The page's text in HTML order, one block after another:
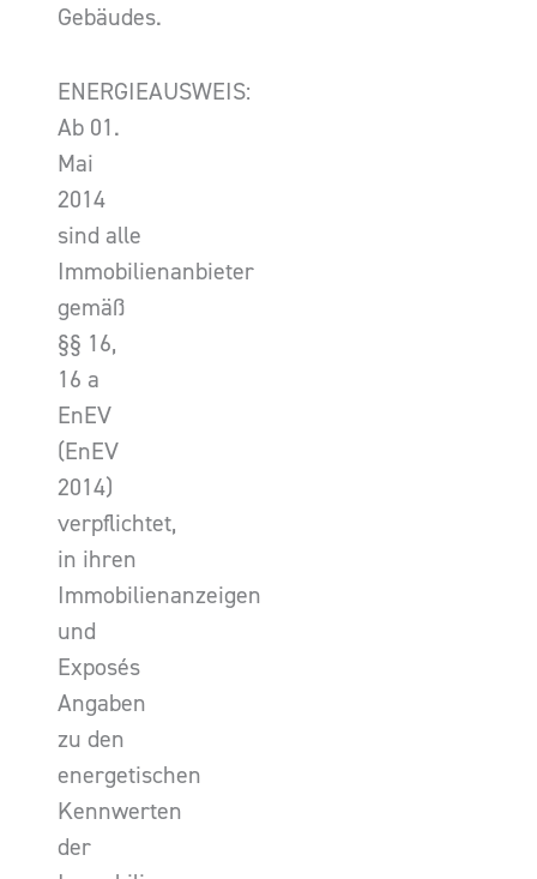
Gebäudes.
ENERGIEAUSWEIS:
Ab 01.
Mai
2014
sind alle
Immobilienanbieter
gemäß
§§ 16,
16 a
EnEV
(EnEV
2014)
verpflichtet,
in ihren
Immobilienanzeigen
und
Exposés
Angaben
zu den
energetischen
Kennwerten
der